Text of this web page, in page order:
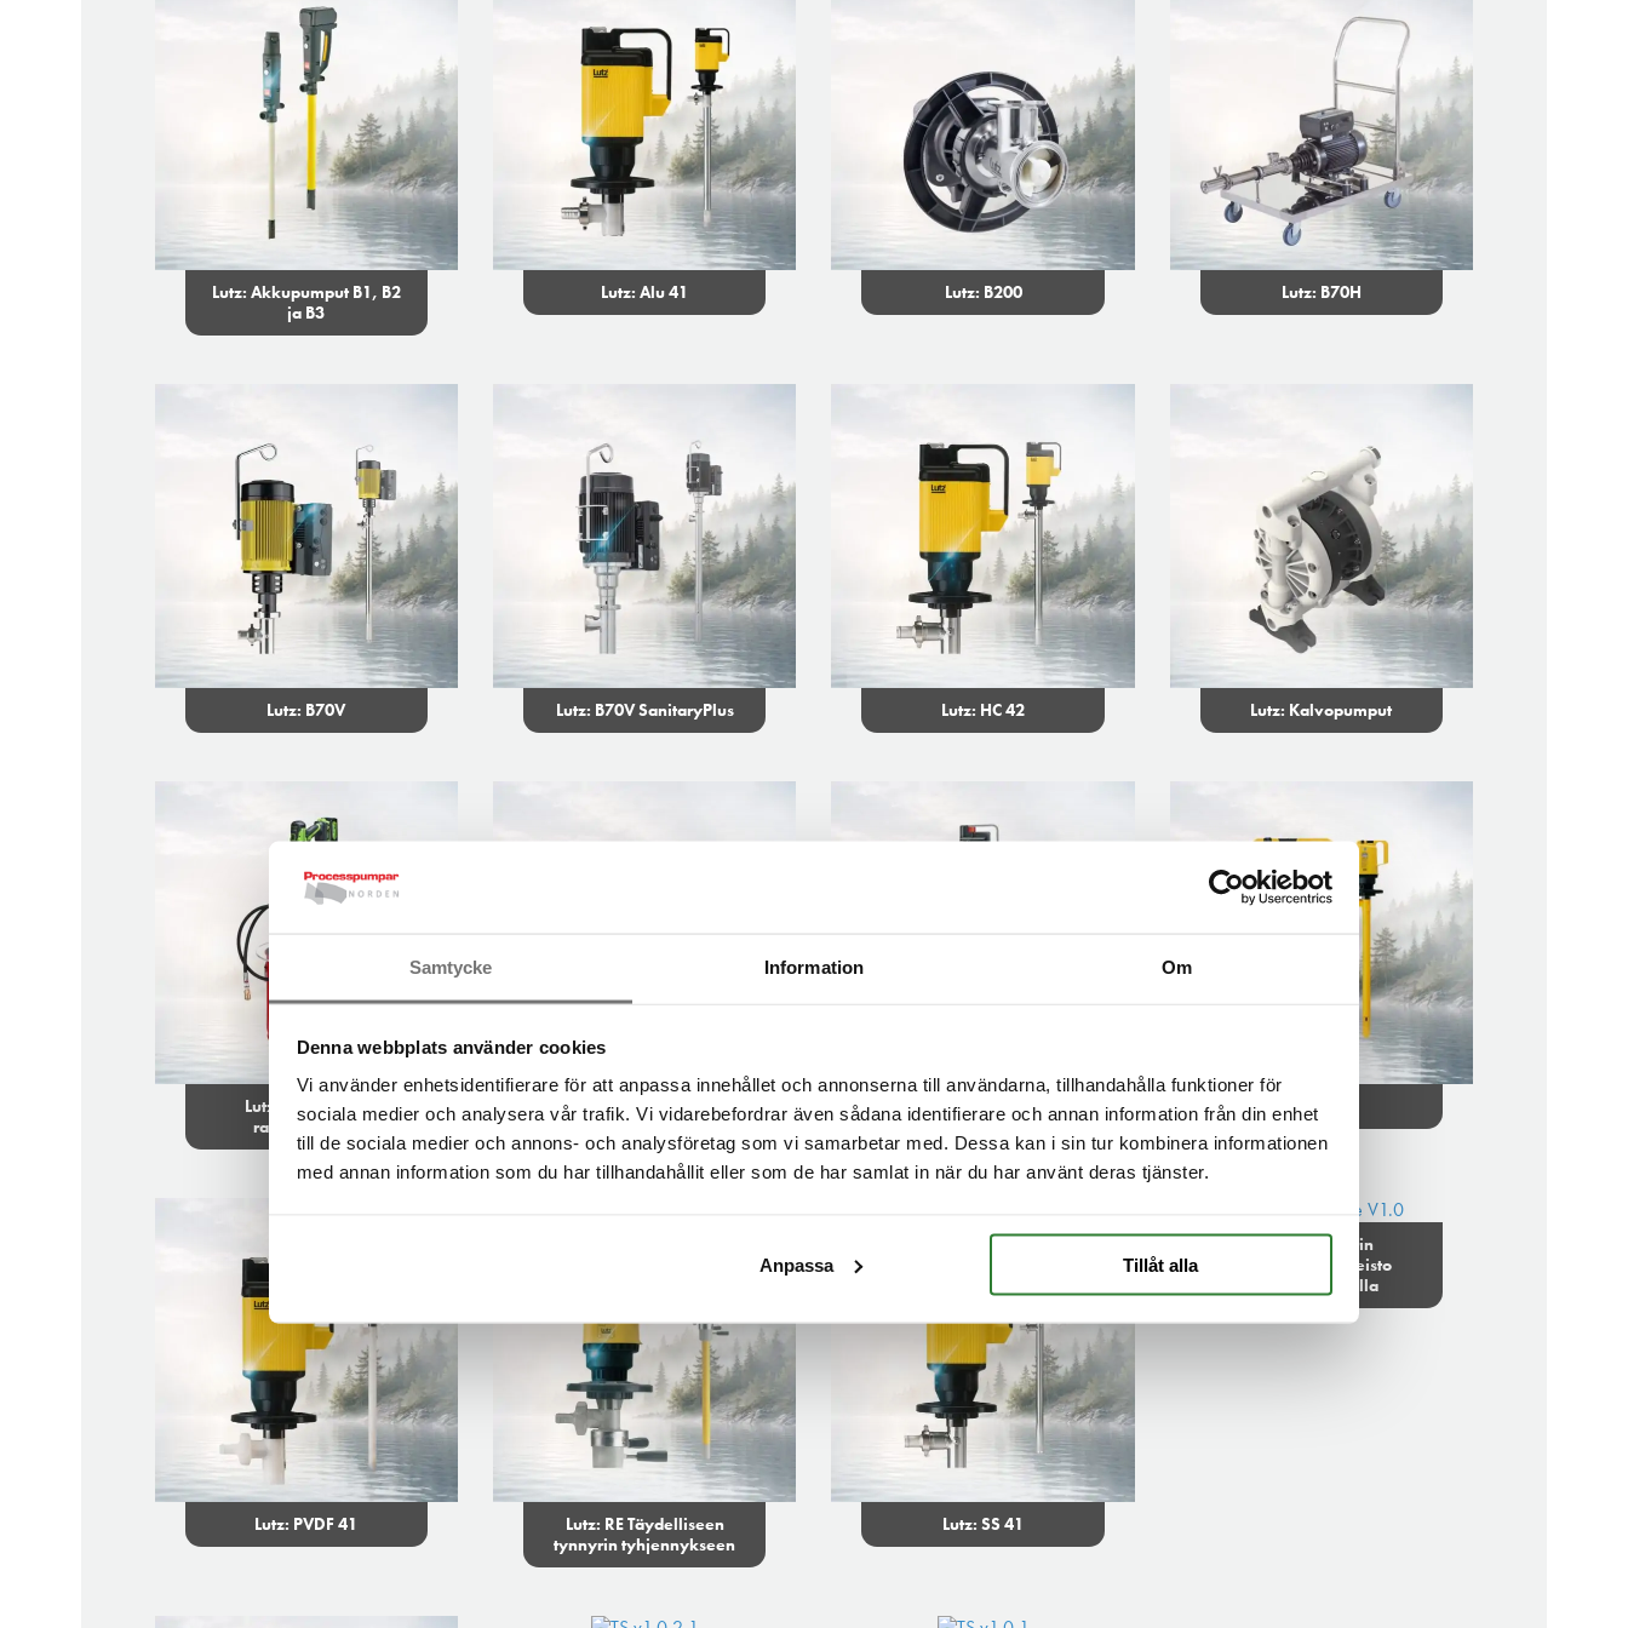
Samtycke Information Om
Denna webbplats använder cookies
Vi använder enhetsidentifierare för att anpassa innehållet och annonserna till användarna, tillhandahålla funktioner för
sociala medier och analysera vår trafik. Vi vidarebefordrar även sådana identifierare och annan information från din enhet
till de sociala medier och annons- och analysföretag som vi samarbetar med. Dessa kan i sin tur kombinera informationen
med annan information som du har tillhandahållit eller som de har samlat in när du har använt deras tjänster.
Anpassa Tillåt alla
Lutz: Akkupumput B1, B2
ja B3
Lutz: Alu 41 Lutz: B200 Lutz: B70H
Lutz: B70V Lutz: B70V SanitaryPlus Lutz: HC 42 Lutz: Kalvopumput
Lutz: LubeDrive-
rasvapumppu
Lutz: Lutz tiivisteettömät
keskipakopumput
Lutz: MP
Sekoituspumppu
Lutz: PP 41
Lutz: PVDF 41
Lutz: RE Täydelliseen
tynnyrin tyhjennykseen
Lutz: SS 41
Lutz: Tynnyrin
tyhjennyslaitteisto
saattokannella